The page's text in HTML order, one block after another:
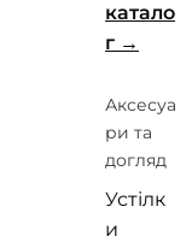
катало
г
Аксесуа
ри та
догляд
Устілк
и